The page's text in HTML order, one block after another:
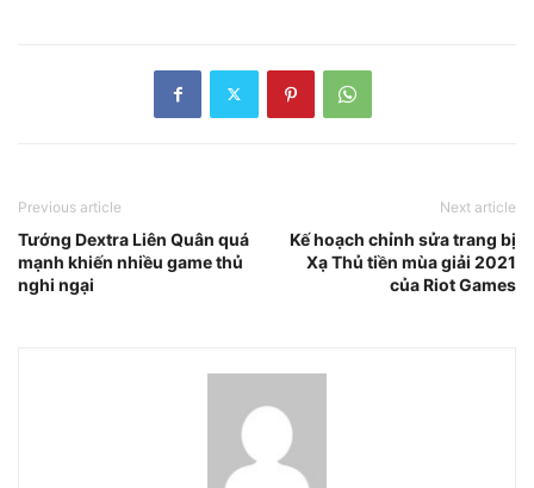
Previous article
Tướng Dextra Liên Quân quá
mạnh khiến nhiều game thủ
nghi ngại
Next article
Kế hoạch chỉnh sửa trang bị
Xạ Thủ tiền mùa giải 2021
của Riot Games